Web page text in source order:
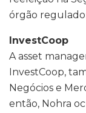
órgão
InvestCoop
A asset
InvestCoop,
Negócios e
então, Nohra